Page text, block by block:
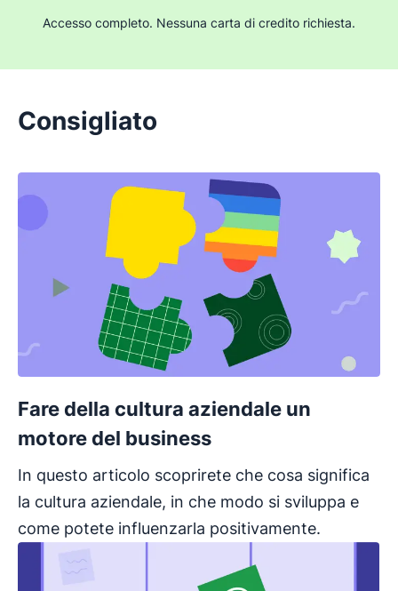
Accesso completo. Nessuna carta di credito richiesta.
Consigliato
Fare della cultura aziendale un
motore del business
In questo articolo scoprirete che cosa significa
la cultura aziendale, in che modo si sviluppa e
come potete influenzarla positivamente.